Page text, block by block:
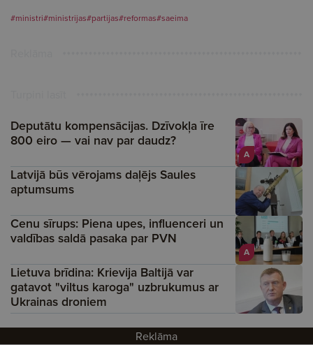
#ministri#ministrijas#partijas#reformas#saeima
A
Deputātu kompensācijas. Dzīvokļa īre
800 eiro — vai nav par daudz?
Latvijā būs vērojams daļējs Saules
aptumsums
A
Cenu sīrups: Piena upes, influenceri un
valdības saldā pasaka par PVN
Lietuva brīdina: Krievija Baltijā var
gatavot "viltus karoga" uzbrukumus ar
Ukrainas droniem
Reklāma